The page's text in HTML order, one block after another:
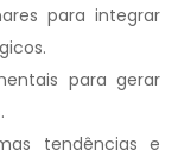
para integrar
para gerar
tendências e